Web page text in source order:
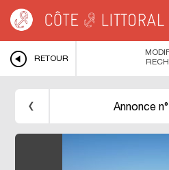
KERLOUAN >Maison vue mer, accès
Nord
RETOUR
Annonce